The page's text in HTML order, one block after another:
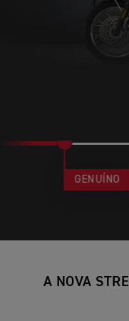
GENUÍNO
A NOVA